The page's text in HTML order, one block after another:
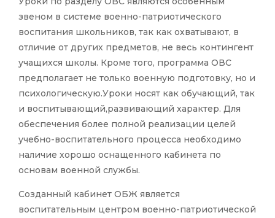
звеном в системе военно-патриотического
воспитания школьников, так как охватывают, в
отличие от других предметов, не весь контингент
учащихся школы. Кроме того, программа ОВС
предполагает не только военную подготовку, но и
психологическую.Уроки носят как обучающий, так
и воспитывающий,развивающий характер. Для
обеспечения более полной реализации целей
учебно-воспитательного процесса необходимо
наличие хорошо оснащенного кабинета по
основам военной службы.
Созданный кабинет ОБЖ является
воспитательным центром военно-патриотической